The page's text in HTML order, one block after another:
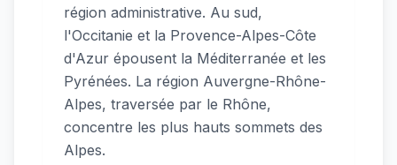
région administrative. Au sud,
l'Occitanie et la Provence-Alpes-Côte
d'Azur épousent la Méditerranée et les
Pyrénées. La région Auvergne-Rhône-
Alpes, traversée par le Rhône,
concentre les plus hauts sommets des
Alpes.